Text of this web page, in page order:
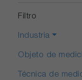
Filtro
Industria
Objeto de
Técnica de